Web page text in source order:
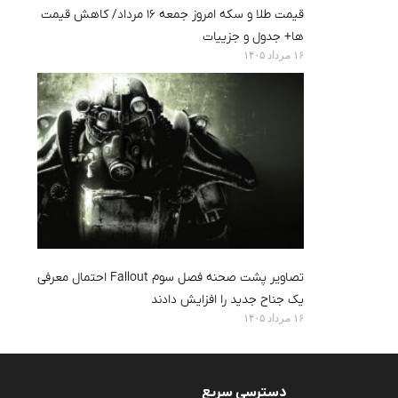
قیمت طلا و سکه امروز جمعه ۱۶ مرداد/ کاهش قیمت
ها+ جدول و جزییات
۱۶ مرداد ۱۴۰۵
تصاویر پشت صحنه فصل سوم Fallout احتمال معرفی
یک جناح جدید را افزایش دادند
۱۶ مرداد ۱۴۰۵
دسترسی سریع